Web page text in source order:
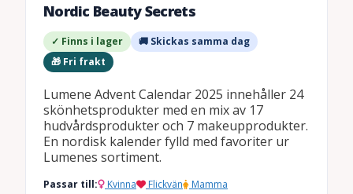
Nordic Beauty Secrets
✓ Finns i lager
🚚 Skickas samma dag
🎁 Fri frakt
Lumene Advent Calendar 2025 innehåller 24
skönhetsprodukter med en mix av 17
hudvårdsprodukter och 7 makeupprodukter.
En nordisk kalender fylld med favoriter ur
Lumenes sortiment.
Passar till: Kvinna Flickvän Mamma